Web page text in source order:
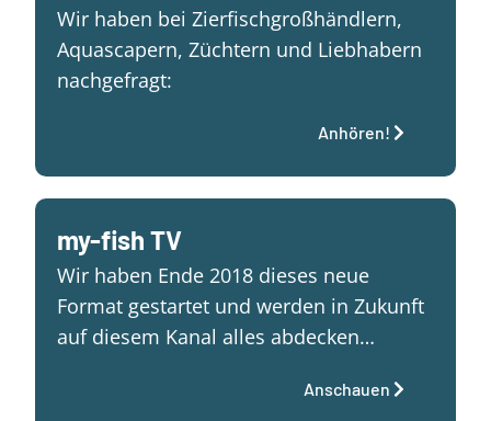
Wir haben bei Zierfischgroßhändlern,
Aquascapern, Züchtern und Liebhabern
nachgefragt:
Anhören!
my-fish TV
Wir haben Ende 2018 dieses neue
Format gestartet und werden in Zukunft
auf diesem Kanal alles abdecken…
Anschauen